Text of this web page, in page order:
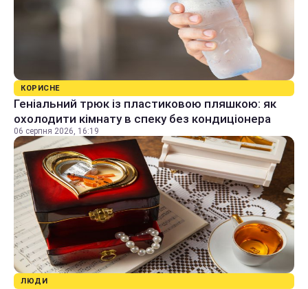
КОРИСНЕ
Геніальний трюк із пластиковою пляшкою: як
охолодити кімнату в спеку без кондиціонера
06 серпня 2026, 16:19
ЛЮДИ